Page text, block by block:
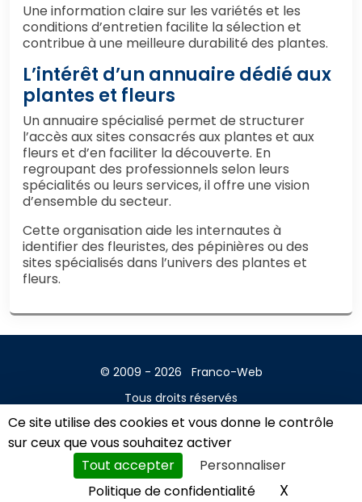
Ce site utilise des cookies et vous donne le contrôle
sur ceux que vous souhaitez activer
Tout accepter
Personnaliser
Politique de confidentialité
XMasquer
Une information claire sur les variétés et les
conditions d’entretien facilite la sélection et
contribue à une meilleure durabilité des plantes.
L’intérêt d’un annuaire dédié aux
plantes et fleurs
Un annuaire spécialisé permet de structurer
l’accès aux sites consacrés aux plantes et aux
fleurs et d’en faciliter la découverte. En
regroupant des professionnels selon leurs
spécialités ou leurs services, il offre une vision
d’ensemble du secteur.
Cette organisation aide les internautes à
identifier des fleuristes, des pépinières ou des
sites spécialisés dans l’univers des plantes et
fleurs.
© 2009 - 2026
Franco-Web
Tous droits réservés
Contact
Mentions légales
A propos